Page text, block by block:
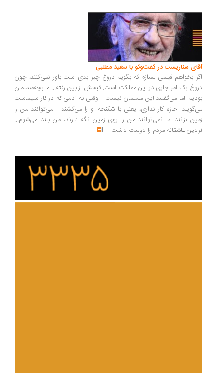
سناریست در گفت‌وگو با سعید مطلبی
بخواهم فیلمی بسازم که بگویم دروغ چیز بدی است باور نمی‌کنند، چون
یک امر جاری در این مملکت است. قبحش از بین رفته... ما بچه‌مسلمان
اما می‌گفتند این مسلمان نیست... وقتی به آدمی که در کار سینماست
اجازه کار نداری، یعنی با شکنجه او را می‌کشند... می‌توانند من را
بزنند اما نمی‌توانند من را روی زمین نگه دارند، من بلند می‌شوم...
عاشقانه مردم را دوست داشت ...